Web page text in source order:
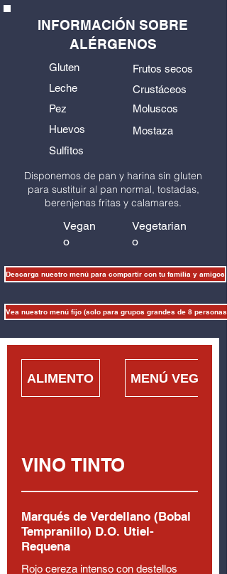
INFORMACIÓN SOBRE
ALÉRGENOS
Gluten
Leche
Pez
Huevos
Sulfitos
Frutos secos
Crustáceos
Moluscos
Mostaza
Disponemos de pan y harina sin gluten
para sustituir al pan normal, tostadas,
berenjenas fritas y calamares.
Vegan
o
Vegetarian
o
Descarga nuestro menú para compartir con tu familia y amigos
Vea nuestro menú fijo (solo para grupos grandes de 8 personas
ALIMENTO MENÚ VEGANO
VINO TINTO
Marqués de Verdellano (Bobal
Tempranillo) D.O. Utiel-
Requena
Rojo cereza intenso con destellos